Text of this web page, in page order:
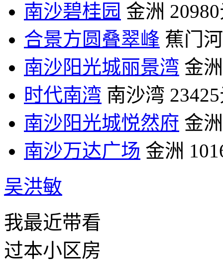
南沙碧桂园 金洲
合景方圆叠翠峰 蕉门河
南沙阳光城丽景湾 金洲
时代南湾 南沙湾
南沙阳光城悦然府 金洲
南沙万达广场 金洲
吴洪敏
我最近带看
过本小区房